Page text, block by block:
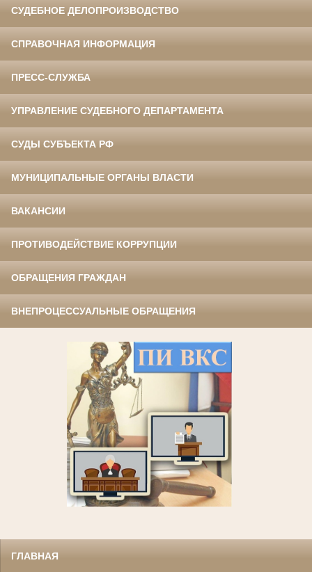
СУДЕБНОЕ ДЕЛОПРОИЗВОДСТВО
СПРАВОЧНАЯ ИНФОРМАЦИЯ
ПРЕСС-СЛУЖБА
УПРАВЛЕНИЕ СУДЕБНОГО ДЕПАРТАМЕНТА
СУДЫ СУБЪЕКТА РФ
МУНИЦИПАЛЬНЫЕ ОРГАНЫ ВЛАСТИ
ВАКАНСИИ
ПРОТИВОДЕЙСТВИЕ КОРРУПЦИИ
ОБРАЩЕНИЯ ГРАЖДАН
ВНЕПРОЦЕССУАЛЬНЫЕ ОБРАЩЕНИЯ
ГЛАВНАЯ